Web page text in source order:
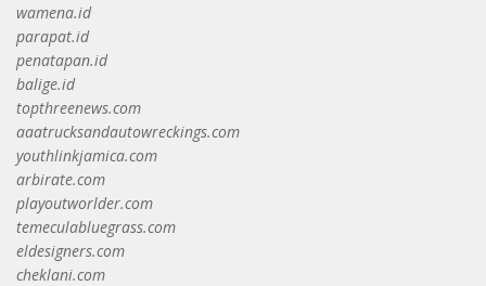
wamena.id
parapat.id
penatapan.id
balige.id
topthreenews.com
aaatrucksandautowreckings.com
youthlinkjamica.com
arbirate.com
playoutworlder.com
temeculabluegrass.com
eldesigners.com
cheklani.com